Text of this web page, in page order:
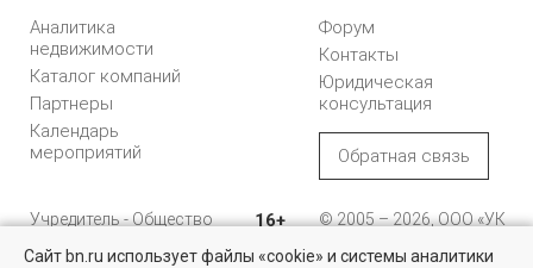
Аналитика
недвижимости
Каталог компаний
Партнеры
Календарь
мероприятий
Форум
Контакты
Юридическая
консультация
Обратная связь
Учредитель - Общество
ответственностью
16+
© 2005 – 2026, ООО «УК
Сайт bn.ru использует файлы «cookie» и системы аналитики